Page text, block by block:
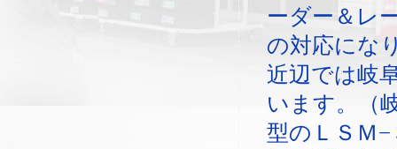
ーダー＆レ
の対応にな
近辺では岐
います。（
型のＬＳＭ